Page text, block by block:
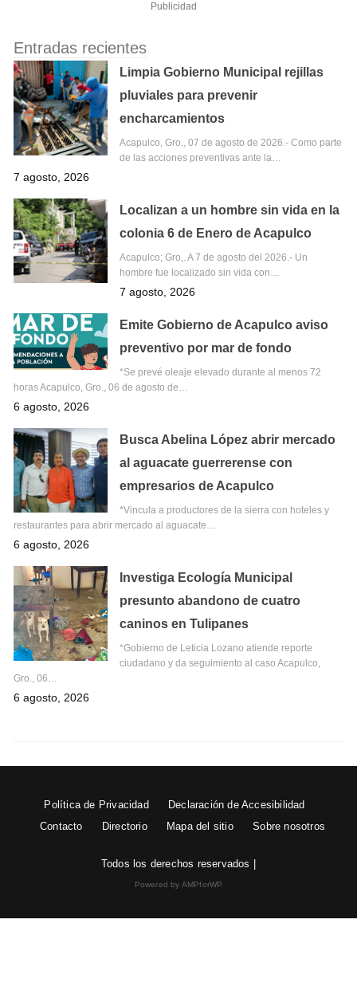
Publicidad
Entradas recientes
Limpia Gobierno Municipal rejillas
pluviales para prevenir
encharcamientos
Acapulco, Gro., 07 de agosto de 2026.- Como parte
de las acciones preventivas ante la…
7 agosto, 2026
Localizan a un hombre sin vida en la
colonia 6 de Enero de Acapulco
Acapulco; Gro,. A 7 de agosto del 2026.- Un
hombre fue localizado sin vida con…
7 agosto, 2026
Emite Gobierno de Acapulco aviso
preventivo por mar de fondo
*Se prevé oleaje elevado durante al menos 72
horas Acapulco, Gro., 06 de agosto de…
6 agosto, 2026
Busca Abelina López abrir mercado
al aguacate guerrerense con
empresarios de Acapulco
*Vincula a productores de la sierra con hoteles y
restaurantes para abrir mercado al aguacate…
6 agosto, 2026
Investiga Ecología Municipal
presunto abandono de cuatro
caninos en Tulipanes
*Gobierno de Leticia Lozano atiende reporte
ciudadano y da seguimiento al caso Acapulco,
Gro., 06…
6 agosto, 2026
Política de Privacidad
Declaración de Accesibilidad
Contacto
Directorio Mapa del sitio Sobre nosotros
Todos los derechos reservados |
Powered by AMPforWP